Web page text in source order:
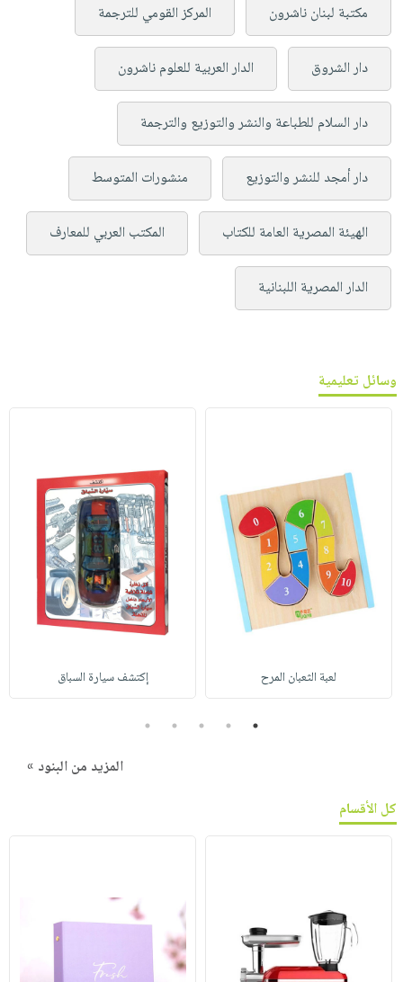
مكتبة لبنان ناشرون المركز القومي للترجمة
دار الشروق الدار العربية للعلوم ناشرون
دار السلام للطباعة والنشر والتوزيع والترجمة
دار أمجد للنشر والتوزيع منشورات المتوسط
الهيئة المصرية العامة للكتاب المكتب العربي للمعارف
الدار المصرية اللبنانية
وسائل تعليمية
لعبة الثعبان المرح إكتشف سيارة السباق
1
2
3
4
5
المزيد من البنود »
كل الأقسام